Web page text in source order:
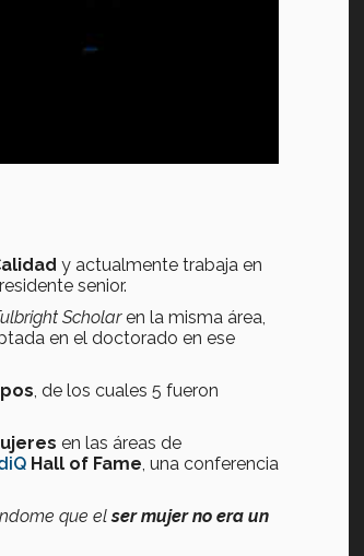
y actualmente trabaja en
senior.
Scholaren la misma área,
en el doctorado en ese
, de los cuales 5 fueron
en las áreas de
Hall of Fame, una conferencia
que elser mujer no era un